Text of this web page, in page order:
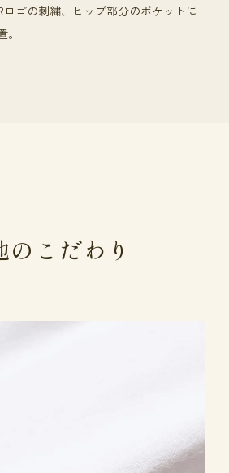
ゴの刺繍、ヒップ部分のポケットに
のこだわり